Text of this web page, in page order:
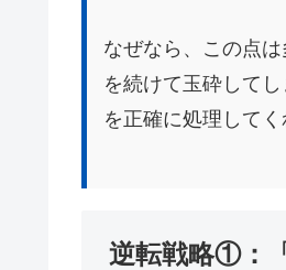
なぜなら、この点
を続けて玉砕して
を正確に処理して
逆転戦略①：